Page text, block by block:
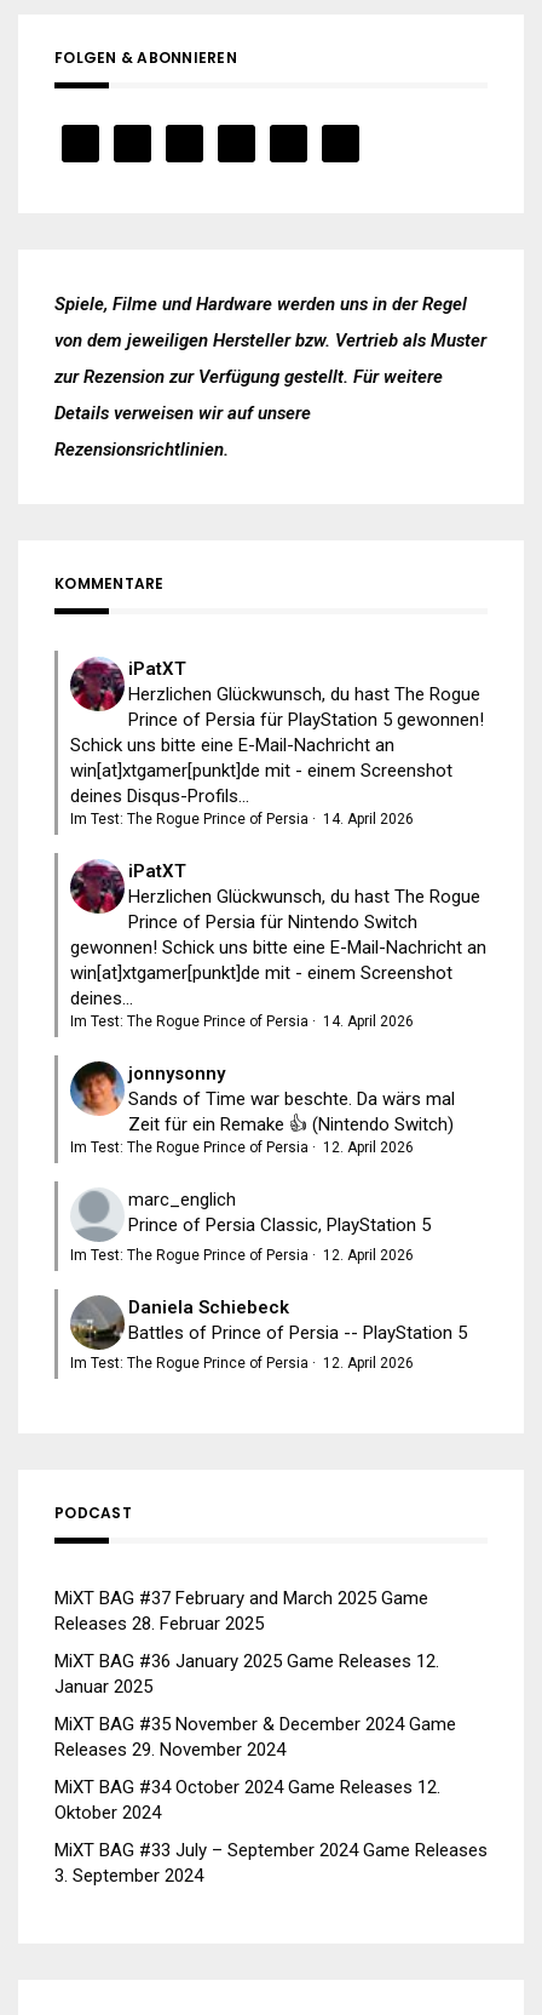
FOLGEN & ABONNIEREN
Spiele, Filme und Hardware werden uns in der Regel
von dem jeweiligen Hersteller bzw. Vertrieb als Muster
zur Rezension zur Verfügung gestellt. Für weitere
Details verweisen wir auf unsere
Rezensionsrichtlinien.
KOMMENTARE
iPatXT
Herzlichen Glückwunsch, du hast The Rogue
Prince of Persia für PlayStation 5 gewonnen!
Schick uns bitte eine E-Mail-Nachricht an
win[at]xtgamer[punkt]de mit - einem Screenshot
deines Disqus-Profils...
Im Test: The Rogue Prince of Persia · 14. April 2026
iPatXT
Herzlichen Glückwunsch, du hast The Rogue
Prince of Persia für Nintendo Switch
gewonnen! Schick uns bitte eine E-Mail-Nachricht an
win[at]xtgamer[punkt]de mit - einem Screenshot
deines...
Im Test: The Rogue Prince of Persia · 14. April 2026
jonnysonny
Sands of Time war beschte. Da wärs mal
Zeit für ein Remake 👍 (Nintendo Switch)
Im Test: The Rogue Prince of Persia · 12. April 2026
marc_englich
Prince of Persia Classic, PlayStation 5
Im Test: The Rogue Prince of Persia · 12. April 2026
Daniela Schiebeck
Battles of Prince of Persia -- PlayStation 5
Im Test: The Rogue Prince of Persia · 12. April 2026
PODCAST
MiXT BAG #37 February and March 2025 Game
Releases 28. Februar 2025
MiXT BAG #36 January 2025 Game Releases 12.
Januar 2025
MiXT BAG #35 November & December 2024 Game
Releases 29. November 2024
MiXT BAG #34 October 2024 Game Releases 12.
Oktober 2024
MiXT BAG #33 July – September 2024 Game Releases
3. September 2024